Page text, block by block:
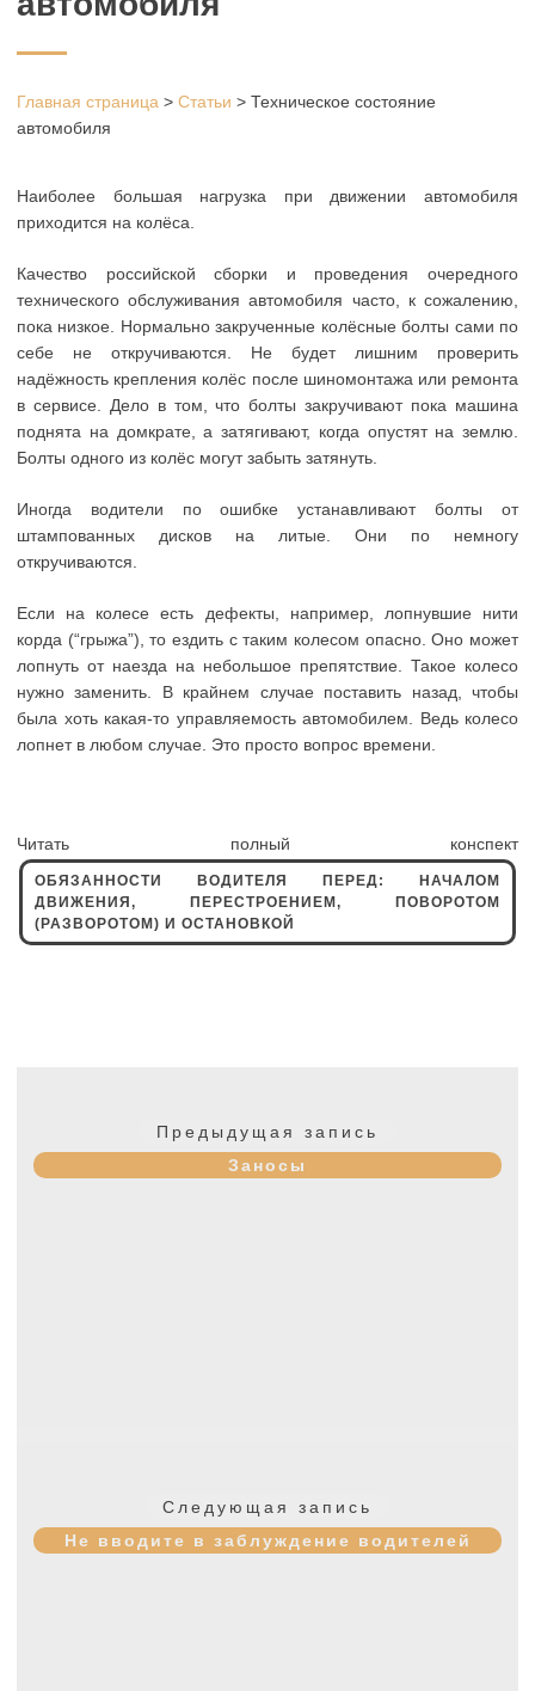
Главная страница > Статьи > Техническое состояние
автомобиля
Наиболее большая нагрузка при движении автомобиля
приходится на колёса.
Качество российской сборки и проведения очередного
технического обслуживания автомобиля часто, к сожалению,
пока низкое. Нормально закрученные колёсные болты сами по
себе не откручиваются. Не будет лишним проверить
надёжность крепления колёс после шиномонтажа или ремонта
в сервисе. Дело в том, что болты закручивают пока машина
поднята на домкрате, а затягивают, когда опустят на землю.
Болты одного из колёс могут забыть затянуть.
Иногда водители по ошибке устанавливают болты от
штампованных дисков на литые. Они по немногу
откручиваются.
Если на колесе есть дефекты, например, лопнувшие нити
корда (“грыжа”), то ездить с таким колесом опасно. Оно может
лопнуть от наезда на небольшое препятствие. Такое колесо
нужно заменить. В крайнем случае поставить назад, чтобы
была хоть какая-то управляемость автомобилем. Ведь колесо
лопнет в любом случае. Это просто вопрос времени.
Читать полный конспект
ОБЯЗАННОСТИ ВОДИТЕЛЯ ПЕРЕД: НАЧАЛОМ
ДВИЖЕНИЯ, ПЕРЕСТРОЕНИЕМ, ПОВОРОТОМ
(РАЗВОРОТОМ) И ОСТАНОВКОЙ
Предыдущая запись
запись:
Заносы
Следующая запись
запись:
Не вводите в заблуждение водителей